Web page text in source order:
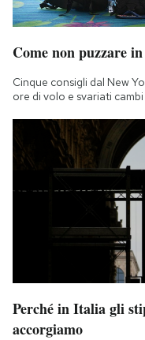
Come non puzzare
Cinque consigli dal New
ore di volo e svariati cambi
Perché in Italia gli
accorgiamo